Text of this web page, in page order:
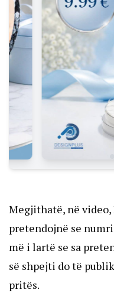
Megjithatë, në video,
pretendojnë se
më i lartë se sa
së shpejti do të
pritës.